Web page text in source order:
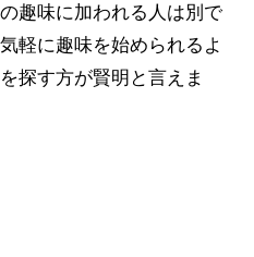
趣味に加われる人は別で
軽に趣味を始められるよ
探す方が賢明と言えま